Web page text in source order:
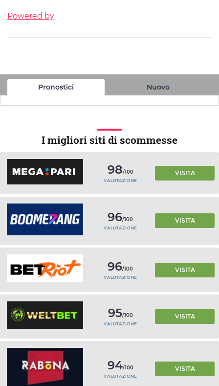
Powered by
Pronostici Nuovo
I migliori siti di scommesse
98/100
VALUTAZIONE
VISITA
96/100
VALUTAZIONE
VISITA
96/100
VALUTAZIONE
VISITA
95/100
VALUTAZIONE
VISITA
94/100
VALUTAZIONE
VISITA